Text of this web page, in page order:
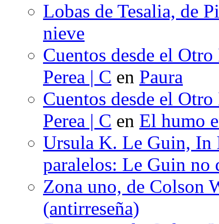
Lobas de Tesalia, de
nieve
Cuentos desde el
Perea | C en Paura
Cuentos desde el
Perea | C en El humo
Ursula K. Le Guin, In
paralelos: Le Guin no
Zona uno, de Colson
(antirreseña)